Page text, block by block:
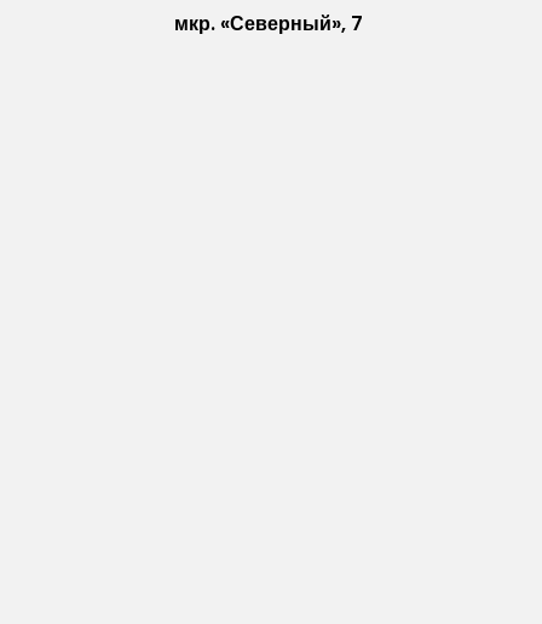
мкр. «Северный», 7